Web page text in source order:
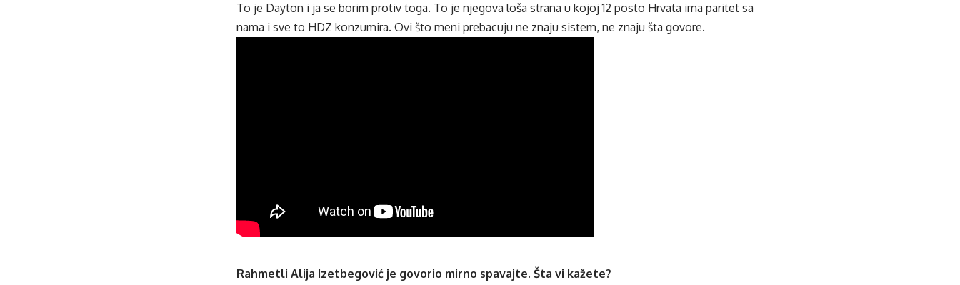
To je Dayton i ja se borim protiv toga. To je njegova loša strana u kojoj 12 posto Hrvata ima paritet sa
nama i sve to HDZ konzumira. Ovi što meni prebacuju ne znaju sistem, ne znaju šta govore.
Rahmetli Alija Izetbegović je govorio mirno spavajte. Šta vi kažete?